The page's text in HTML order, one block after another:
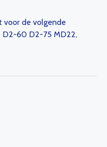
voor de volgende
60 D2-75 MD22,